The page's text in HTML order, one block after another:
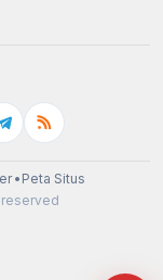
• Peta Situs